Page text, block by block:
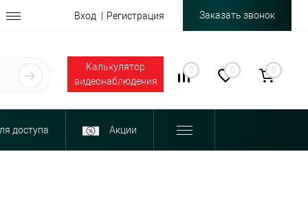
Вход Регистрация Заказать звонок
Калькулятор
видеонаблюдения
0 0 0
доступа Акции